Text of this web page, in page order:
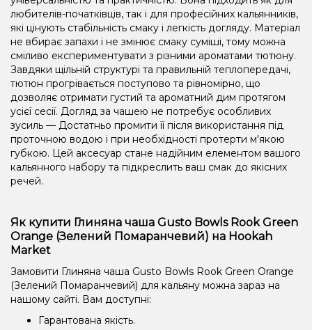
любителів-початківців, так і для професійних кальянників,
які цінують стабільність смаку і легкість догляду. Матеріал
не вбирає запахи і не змінює смаку суміші, тому можна
сміливо експериментувати з різними ароматами тютюну.
Завдяки щільній структурі та правильній теплопередачі,
тютюн прогрівається поступово та рівномірно, що
дозволяє отримати густий та ароматний дим протягом
усієї сесії. Догляд за чашею не потребує особливих
зусиль — Достатньо промити її після використання під
проточною водою і при необхідності протерти м'якою
губкою. Цей аксесуар стане надійним елементом вашого
кальянного набору та підкреслить ваш смак до якісних
речей.
Як купити Глиняна чаша Gusto Bowls Rook Green
Orange (Зелений Помаранчевий) на Hookah
Market
Замовити Глиняна чаша Gusto Bowls Rook Green Orange
(Зелений Помаранчевий) для кальяну можна зараз на
нашому сайті. Вам доступні:
Гарантована якість.